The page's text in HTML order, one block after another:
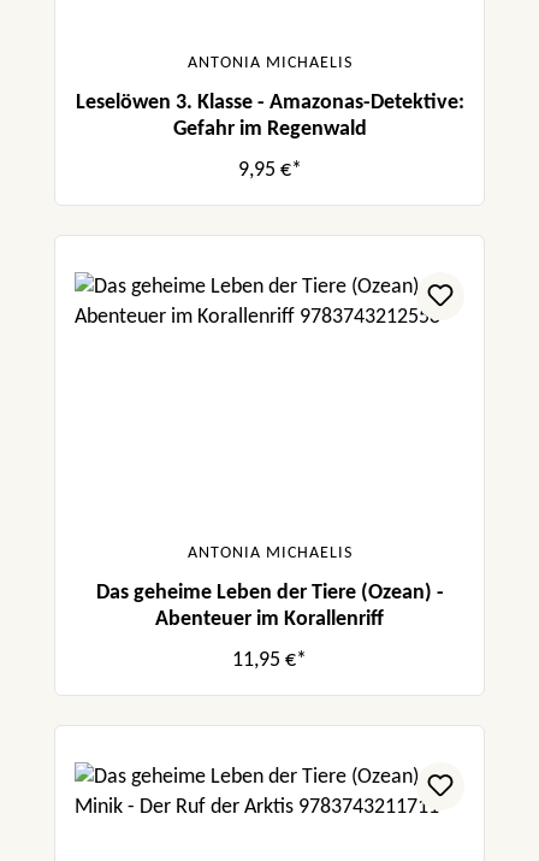
ANTONIA MICHAELIS
Leselöwen 3. Klasse - Amazonas-Detektive:
Gefahr im Regenwald
9,95 €*
ANTONIA MICHAELIS
Das geheime Leben der Tiere (Ozean) -
Abenteuer im Korallenriff
11,95 €*